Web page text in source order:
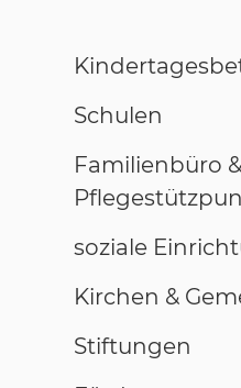
Schulen
Familienbüro &
soziale
Kirchen &
Stiftungen